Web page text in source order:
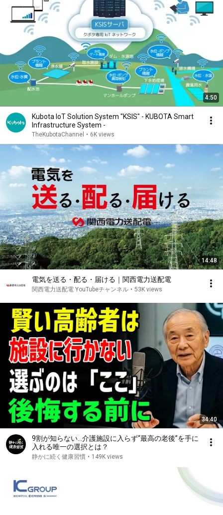
4:50
Kubota IoT Solution System "KSIS" - KUBOTA Smart
Infrastructure System -
TheKubotaChannel • 6K views
14:48
電気を送る・配る・届ける｜関西電力送配電
関西電力送配電 YouTubeチャンネル • 53K views
34:40
9割が知らない…介護施設に入らず“最高の老後”を手に
入れる唯一の選択とは？
静かに続く健康習慣 • 149K views